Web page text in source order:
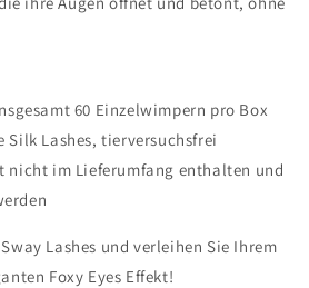
60 Einzelwimpern pro Box
Silk Lashes, tierversuchsfrei
nicht im Lieferumfang enthalten und
Lashes und verleihen Sie Ihrem
Foxy Eyes Effekt!